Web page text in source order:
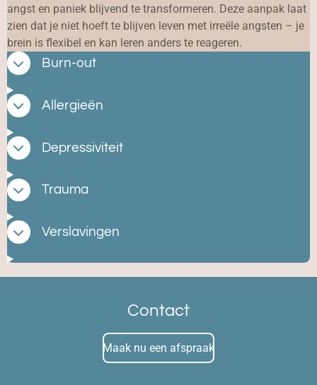
angst en paniek blijvend te transformeren. Deze aanpak laat
zien dat je niet hoeft te blijven leven met irreële angsten – je
brein is flexibel en kan leren anders te reageren.
Burn-out
Allergieën
Depressiviteit
Trauma
Verslavingen
Contact
Maak nu een afspraak